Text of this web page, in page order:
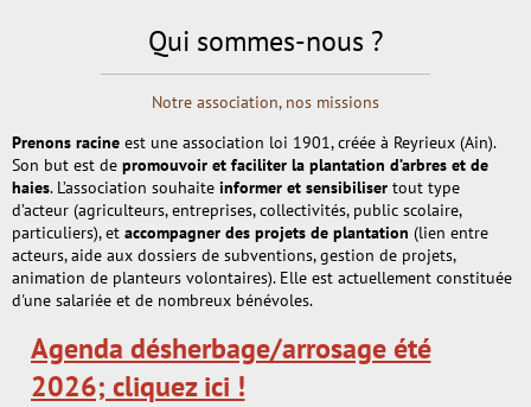
Qui sommes-nous ?
Notre association, nos missions
Prenons racine est une association loi 1901, créée à Reyrieux (Ain).
Son but est de promouvoir et faciliter la plantation d’arbres et de
haies. L’association souhaite informer et sensibiliser tout type
d’acteur (agriculteurs, entreprises, collectivités, public scolaire,
particuliers), et accompagner des projets de plantation (lien entre
acteurs, aide aux dossiers de subventions, gestion de projets,
animation de planteurs volontaires). Elle est actuellement constituée
d'une salariée et de nombreux bénévoles.
Agenda désherbage/arrosage été
2026; cliquez ici !